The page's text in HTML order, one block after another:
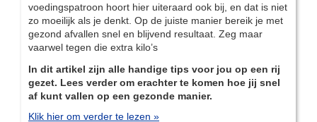
voedingspatroon hoort hier uiteraard ook bij, en dat is niet
zo moeilijk als je denkt. Op de juiste manier bereik je met
gezond afvallen snel en blijvend resultaat. Zeg maar
vaarwel tegen die extra kilo’s
In dit artikel zijn alle handige tips voor jou op een rij
gezet. Lees verder om erachter te komen hoe jij snel
af kunt vallen op een gezonde manier.
Klik hier om verder te lezen »